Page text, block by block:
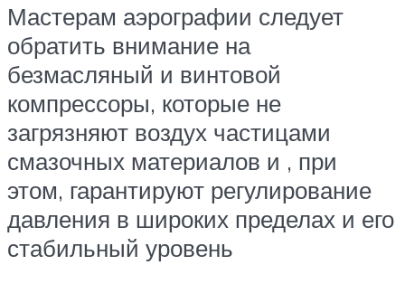
Мастерам аэрографии следует
обратить внимание на
безмасляный и винтовой
компрессоры, которые не
загрязняют воздух частицами
смазочных материалов и , при
этом, гарантируют регулирование
давления в широких пределах и его
стабильный уровень